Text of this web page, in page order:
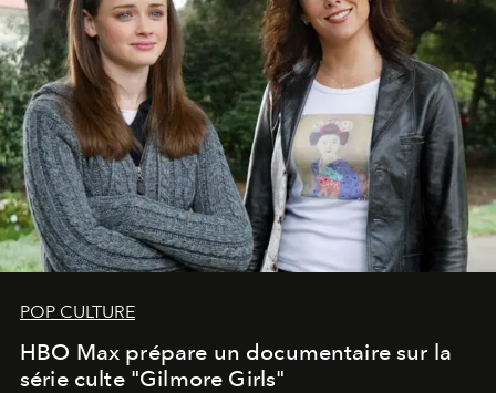
POP CULTURE
HBO Max prépare un documentaire sur la
série culte "Gilmore Girls"